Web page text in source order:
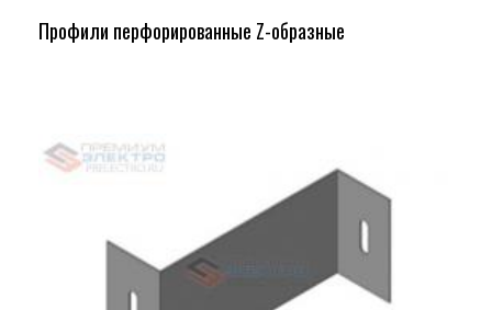
Профили перфорированные Z-образные